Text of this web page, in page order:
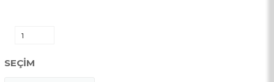
SEÇIM